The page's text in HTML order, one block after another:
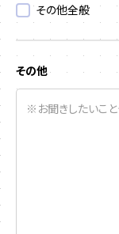
その他全般
その他